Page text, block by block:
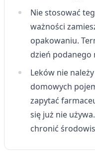
Nie stosować
ważności
opakowaniu.
dzień podanego
Leków nie
domowych
zapytać
się już nie
chronić